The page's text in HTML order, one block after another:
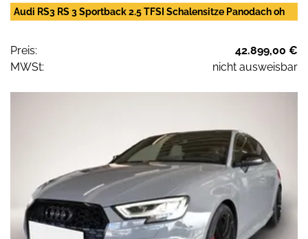
Audi RS3 RS 3 Sportback 2.5 TFSI Schalensitze Panodach oh
Preis:
42.899,00 €
MWSt:
nicht ausweisbar